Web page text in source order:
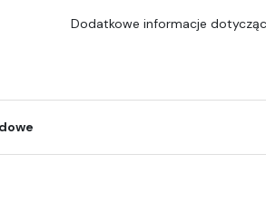
Dodatkowe informacje